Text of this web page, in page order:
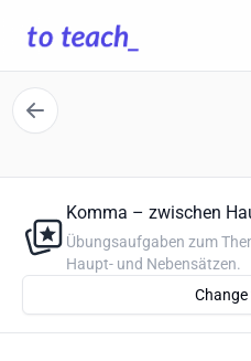
Komma – zwischen
Übungsaufgaben zum
Haupt- und Nebensätzen.